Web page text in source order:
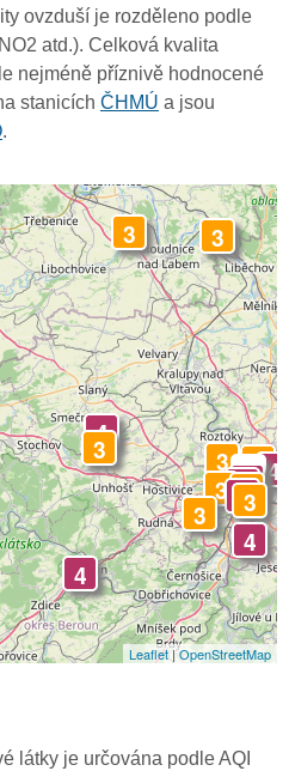
ovzduší je rozděleno podle
atd.). Celková kvalita
nejméně příznivě hodnocené
stanicích ČHMÚ a jsou
.
3
4
3
4
-
3
3
3
4
3
43
4
4
3
3
4
Leaflet|OpenStreetMap
látky je určována podle AQI